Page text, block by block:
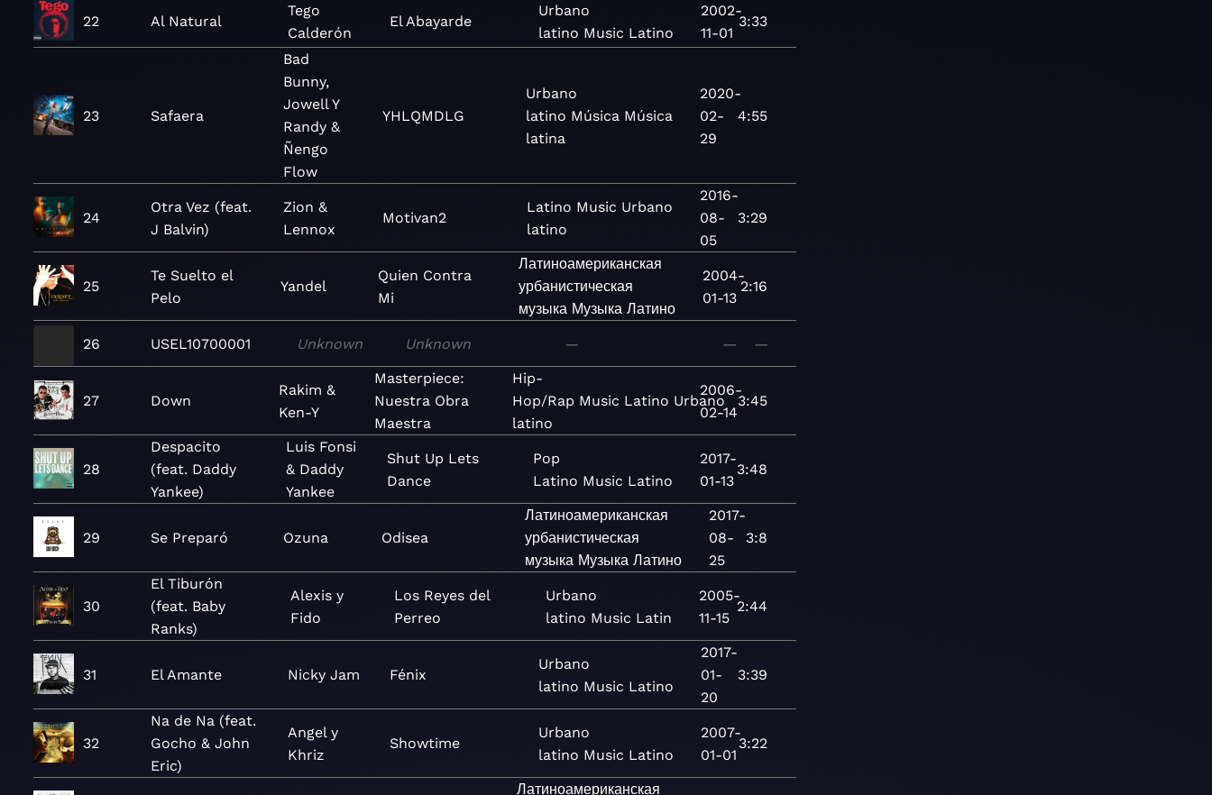
22 Al Natural
Tego
Calderón
El Abayarde
Urbano
latino Music Latino
2002-
11-01
3:33
23 Safaera
Bad
Bunny,
Jowell Y
Randy &
Ñengo
Flow
YHLQMDLG
Urbano
latino Música Música
latina
2020-
02-
29
4:55
24
Otra Vez (feat.
J Balvin)
Zion &
Lennox
Motivan2
Latino Music Urbano
latino
2016-
08-
05
3:29
25
Te Suelto el
Pelo
Yandel
Quien Contra
Mi
Латиноамериканская
урбанистическая
музыка Музыка Латино
2004-
01-13
2:16
26 USEL10700001 Unknown Unknown — — —
27 Down
Rakim &
Ken-Y
Masterpiece:
Nuestra Obra
Maestra
Hip-
Hop/Rap Music Latino Urbano
latino
2006-
02-14
3:45
28
Despacito
(feat. Daddy
Yankee)
Luis Fonsi
& Daddy
Yankee
Shut Up Lets
Dance
Pop
Latino Music Latino
2017-
01-13
3:48
29 Se Preparó Ozuna Odisea
Латиноамериканская
урбанистическая
музыка Музыка Латино
2017-
08-
25
3:8
30
El Tiburón
(feat. Baby
Ranks)
Alexis y
Fido
Los Reyes del
Perreo
Urbano
latino Music Latin
2005-
11-15
2:44
31 El Amante Nicky Jam Fénix
Urbano
latino Music Latino
2017-
01-
20
3:39
32
Na de Na (feat.
Gocho & John
Eric)
Angel y
Khriz
Showtime
Urbano
latino Music Latino
2007-
01-01
3:22
Латиноамериканская